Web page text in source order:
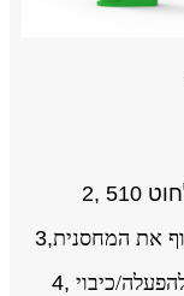
510
3,את המחסנית
כיבוי